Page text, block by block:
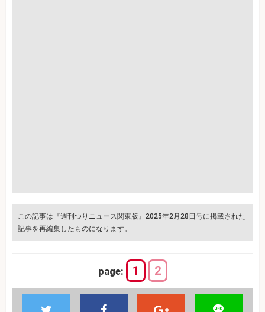
この記事は『週刊つりニュース関東版』2025年2月28日号に掲載された
記事を再編集したものになります。
page: 1 2